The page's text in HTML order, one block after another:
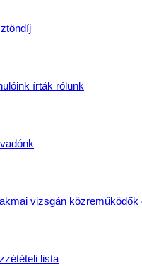
írták rólunk
vizsgán közreműködők
lista
közösségek